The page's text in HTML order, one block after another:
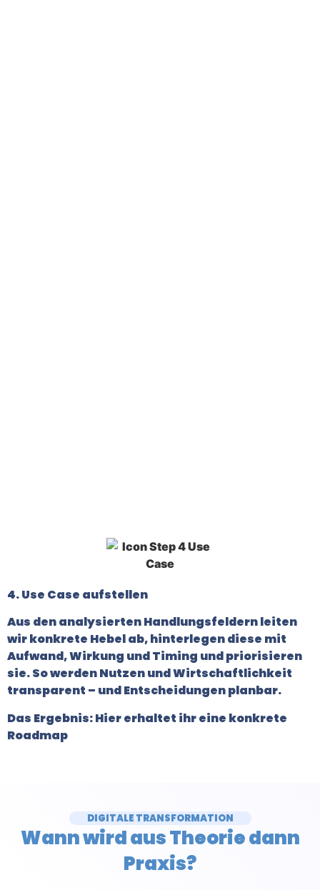
4. Use Case aufstellen
Aus den analysierten Handlungsfeldern leiten
wir konkrete Hebel ab, hinterlegen diese mit
Aufwand, Wirkung und Timing und priorisieren
sie. So werden Nutzen und Wirtschaftlichkeit
transparent – und Entscheidungen planbar.
Das Ergebnis: Hier erhaltet ihr eine konkrete
Roadmap
DIGITALE TRANSFORMATION
Wann wird aus Theorie dann
Praxis?